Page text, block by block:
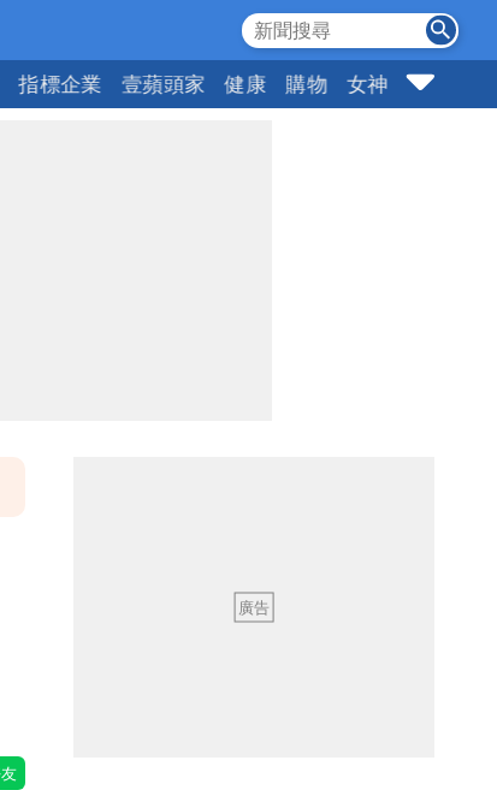
指標企業 壹蘋頭家 健康 購物 女神 10點強打